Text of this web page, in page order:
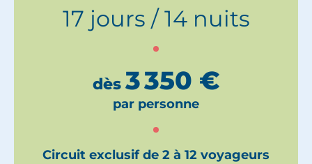
17 jours / 14 nuits
dès 3 350 €
par personne
Circuit exclusif de 2 à 12 voyageurs